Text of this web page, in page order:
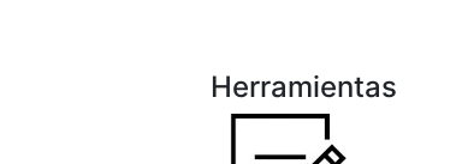
Herramientas